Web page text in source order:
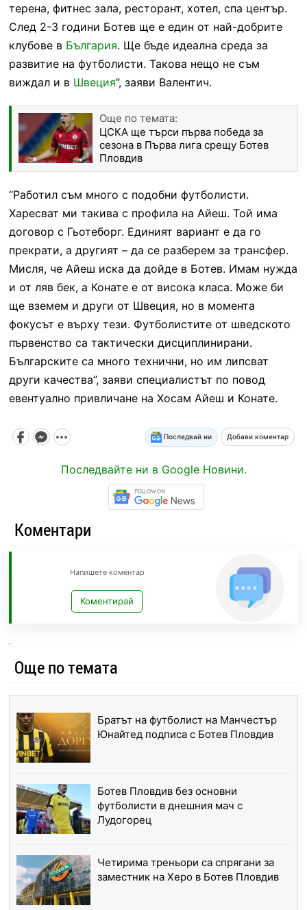
терена, фитнес зала, ресторант, хотел, спа център.
След 2-3 години Ботев ще е един от най-добрите
клубове в България. Ще бъде идеална среда за
развитие на футболисти. Такова нещо не съм
виждал и в Швеция”, заяви Валентич.
Още по темата:
ЦСКА ще търси първа победа за
сезона в Първа лига срещу Ботев
Пловдив
“Работил съм много с подобни футболисти.
Харесват ми такива с профила на Айеш. Той има
договор с Гьотеборг. Единият вариант е да го
прекрати, а другият – да се разберем за трансфер.
Мисля, че Айеш иска да дойде в Ботев. Имам нужда
и от ляв бек, а Конате е от висока класа. Може би
ще вземем и други от Швеция, но в момента
фокусът е върху тези. Футболистите от шведското
първенство са тактически дисциплинирани.
Българските са много технични, но им липсват
други качества”, заяви специалистът по повод
евентуално привличане на Хосам Айеш и Конате.
Последвай ни Добави коментар
Последвайте ни в Google Новини.
Коментари
Напишете коментар
Коментирай
Още по темата
Братът на футболист на Манчестър
Юнайтед подписа с Ботев Пловдив
Ботев Пловдив без основни
футболисти в днешния мач с
Лудогорец
Четирима треньори са спрягани за
заместник на Херо в Ботев Пловдив